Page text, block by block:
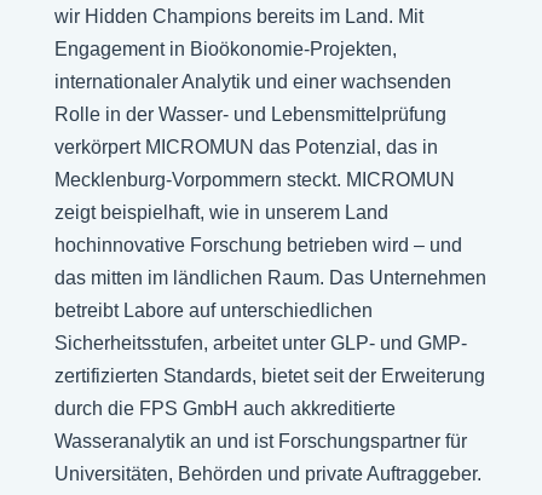
wir Hidden Champions bereits im Land. Mit
Engagement in Bioökonomie-Projekten,
internationaler Analytik und einer wachsenden
Rolle in der Wasser- und Lebensmittelprüfung
verkörpert MICROMUN das Potenzial, das in
Mecklenburg-Vorpommern steckt. MICROMUN
zeigt beispielhaft, wie in unserem Land
hochinnovative Forschung betrieben wird – und
das mitten im ländlichen Raum. Das Unternehmen
betreibt Labore auf unterschiedlichen
Sicherheitsstufen, arbeitet unter GLP- und GMP-
zertifizierten Standards, bietet seit der Erweiterung
durch die FPS GmbH auch akkreditierte
Wasseranalytik an und ist Forschungspartner für
Universitäten, Behörden und private Auftraggeber.